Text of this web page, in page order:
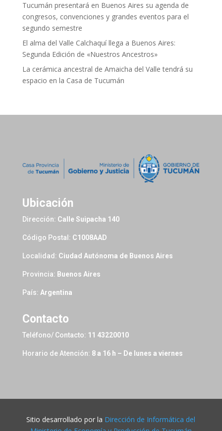
Tucumán presentará en Buenos Aires su agenda de
congresos, convenciones y grandes eventos para el
segundo semestre
El alma del Valle Calchaquí llega a Buenos Aires:
Segunda Edición de «Nuestros Ancestros»
La cerámica ancestral de Amaicha del Valle tendrá su
espacio en la Casa de Tucumán
Ubicación
Dirección: Calle Suipacha 140
Código Postal: C1008AAD
Localidad: Ciudad Autónoma de Buenos Aires
Provincia: Buenos Aires
País: Argentina
Contacto
Teléfono/ Contacto: 11 43220010
Horario de Atención: 8 a 16 h – De lunes a viernes
Sitio desarrollado por la Dirección de Informática del